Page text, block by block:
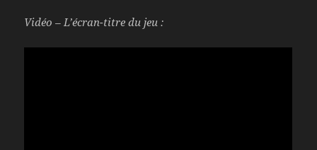
Vidéo – L’écran-titre du jeu :